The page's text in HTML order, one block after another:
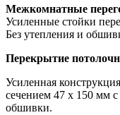
Межкомнатные
Усиленные стойки
Без утепления и
Перекрытие
Усиленная
сечением 47 х 150 мм
обшивки.